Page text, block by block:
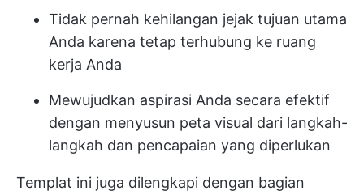
Tidak pernah kehilangan jejak tujuan utama
Anda karena tetap terhubung ke ruang
kerja Anda
Mewujudkan aspirasi Anda secara efektif
dengan menyusun peta visual dari langkah-
langkah dan pencapaian yang diperlukan
Templat ini juga dilengkapi dengan bagian